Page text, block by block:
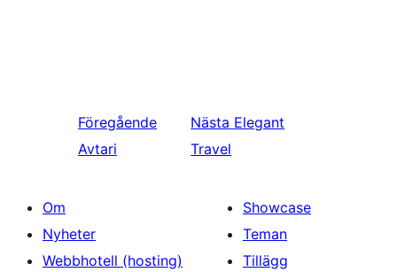
Föregående
Avtari
Nästa Elegant
Travel
Om
Nyheter
Webbhotell (hosting)
Showcase
Teman
Tillägg